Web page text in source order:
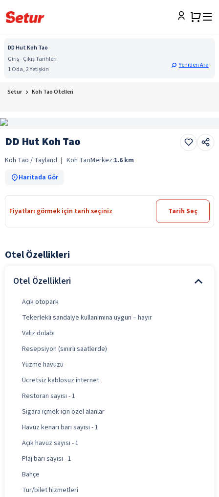
DD Hut Koh Tao
Giriş - Çıkış Tarihleri
1 Oda, 2 Yetişkin
Yeniden Ara
Setur Koh Tao Otelleri
DD Hut Koh Tao
Koh Tao / Tayland | Koh TaoMerkez:1.6 km
Haritada Gör
Fiyatları görmek için tarih seçiniz Tarih Seç
Otel Özellikleri
Otel Özellikleri
Açık otopark
Tekerlekli sandalye kullanımına uygun – hayır
Valiz dolabı
Resepsiyon (sınırlı saatlerde)
Yüzme havuzu
Ücretsiz kablosuz internet
Restoran sayısı - 1
Sigara içmek için özel alanlar
Havuz kenarı barı sayısı - 1
Açık havuz sayısı - 1
Plaj barı sayısı - 1
Bahçe
Tur/bilet hizmetleri